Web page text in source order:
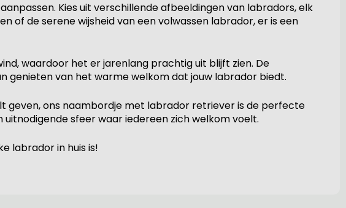
Kies uit verschillende afbeeldingen van labradors, elk
of de serene wijsheid van een volwassen labrador, er is een
waardoor het er jarenlang prachtig uit blijft zien. De
genieten van het warme welkom dat jouw labrador biedt.
geven, ons naambordje met labrador retriever is de perfecte
sfeer waar iedereen zich welkom voelt.
labrador in huis is!